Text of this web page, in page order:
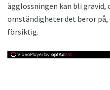
ägglossningen kan bli
omständigheter det beror på,
försiktig.